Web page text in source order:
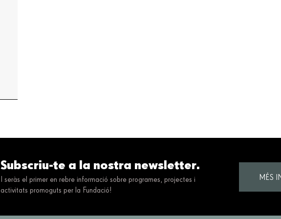
Subscriu-te a la nostra newsletter.
I seràs el primer en rebre informació sobre programes, projectes i
activitats promoguts per la Fundació!
MÉS